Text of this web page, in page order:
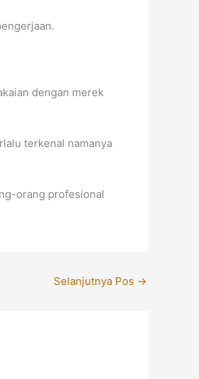
dengan merek
terkenal namanya
orang profesional
Selanjutnya Pos →